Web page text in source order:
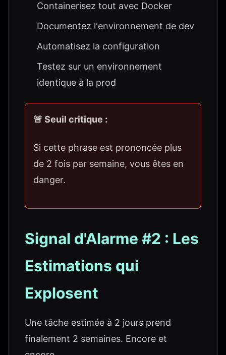
Containerisez tout avec Docker
Documentez l'environnement de dev
Automatisez la configuration
Testez sur un environnement
identique à la prod
🚨 Seuil critique :
Si cette phrase est prononcée plus
de 2 fois par semaine, vous êtes en
danger.
Signal d'Alarme #2 : Les
Estimations qui
Explosent
Une tâche estimée à 2 jours prend
finalement 2 semaines. Encore et